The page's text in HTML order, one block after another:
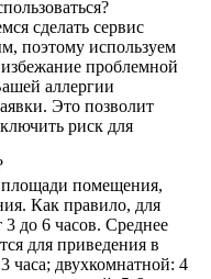
сделать сервис
поэтому используем
проблемной
аллергии
Это позволит
риск для
площади помещения,
Как правило, для
до 6 часов. Среднее
для приведения в
часа; двухкомнатной: 4